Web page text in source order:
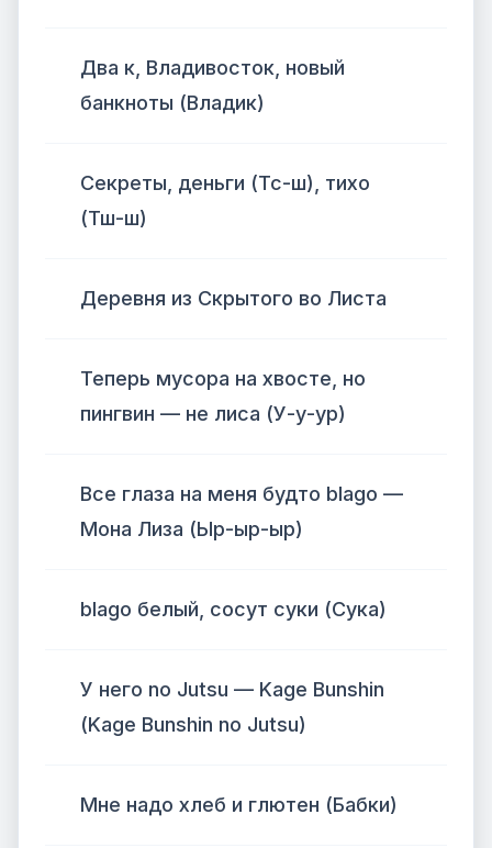
Два к, Владивосток, новый
банкноты (Владик)
Секреты, деньги (Тс-ш), тихо
(Тш-ш)
Деревня из Скрытого во Листа
Теперь мусора на хвосте, но
пингвин — не лиса (У-у-ур)
Все глаза на меня будто blago —
Мона Лиза (Ыр-ыр-ыр)
​blago белый, сосут суки (Сука)
У него no Jutsu — Kage Bunshin
(Kage Bunshin no Jutsu)
Мне надо хлеб и глютен (Бабки)